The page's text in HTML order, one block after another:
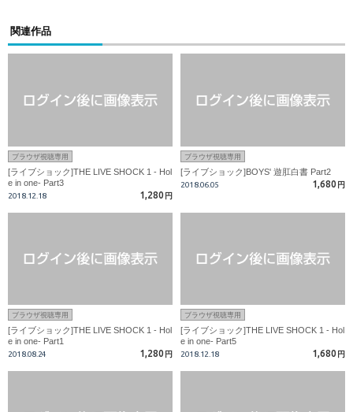
関連作品
ブラウザ視聴専用
[ライブショック]THE LIVE SHOCK 1 - Hol
e in one- Part3
2018.12.18 1,280 円
ブラウザ視聴専用
[ライブショック]BOYS' 遊肛白書 Part2
2018.06.05 1,680 円
ブラウザ視聴専用
[ライブショック]THE LIVE SHOCK 1 - Hol
e in one- Part1
2018.08.24 1,280 円
ブラウザ視聴専用
[ライブショック]THE LIVE SHOCK 1 - Hol
e in one- Part5
2018.12.18 1,680 円